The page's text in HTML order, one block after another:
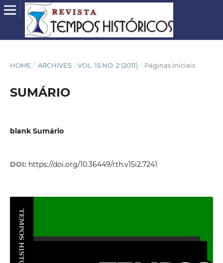
HOME / ARCHIVES / VOL. 15 NO. 2 (2011) / Páginas Iniciais
SUMÁRIO
blank Sumário
DOI: https://doi.org/10.36449/rth.v15i2.7241